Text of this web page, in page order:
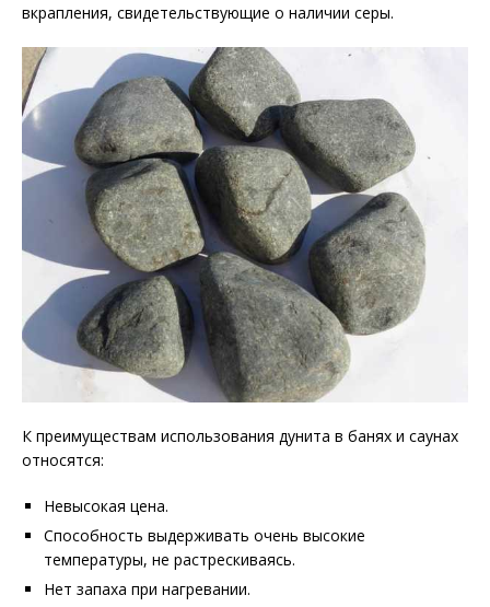
вкрапления, свидетельствующие о наличии серы.
К преимуществам использования дунита в банях и саунах
относятся:
Невысокая цена.
Способность выдерживать очень высокие
температуры, не растрескиваясь.
Нет запаха при нагревании.